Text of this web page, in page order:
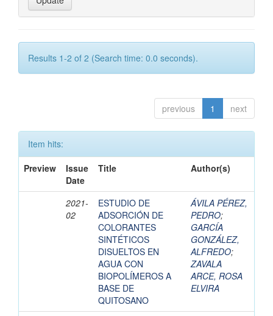
Results 1-2 of 2 (Search time: 0.0 seconds).
previous 1 next
Item hits:
Preview
Issue
Date
Title Author(s)
2021-
02
ESTUDIO DE
ADSORCIÓN DE
COLORANTES
SINTÉTICOS
DISUELTOS EN
AGUA CON
BIOPOLÍMEROS A
BASE DE
QUITOSANO
ÁVILA PÉREZ,
PEDRO;
GARCÍA
GONZÁLEZ,
ALFREDO;
ZAVALA
ARCE, ROSA
ELVIRA